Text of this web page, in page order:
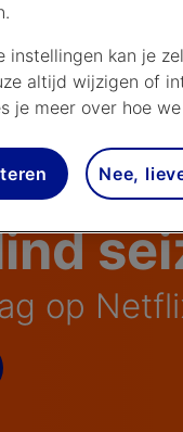
op
instellingen kan je
altijd wijzigen of
je meer over hoe
Nee,